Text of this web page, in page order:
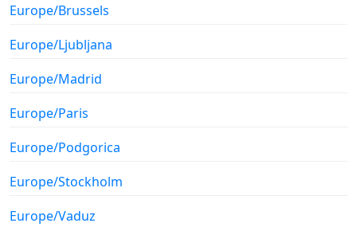
Europe/Brussels
Europe/Ljubljana
Europe/Madrid
Europe/Paris
Europe/Podgorica
Europe/Stockholm
Europe/Vaduz